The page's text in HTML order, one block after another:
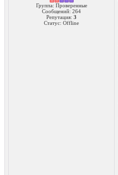
Группа: Проверенные
Сообщений: 264
Репутация: 3
Статус: Offline